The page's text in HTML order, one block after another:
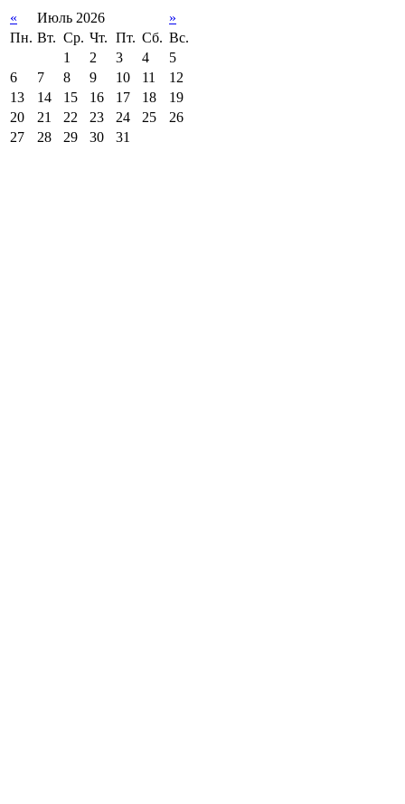
« Июль 2026
»
Пн. Вт. Ср. Чт. Пт. Сб. Вс.
1
2 3 4
5
6
7 8 9 10 11
12
13
14 15 16 17 18
19
20
21 22 23 24 25
26
27
28 29 30 31